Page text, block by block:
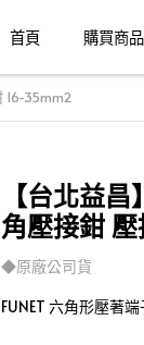
首頁 購買商品
16-35mm2
【台北益
角壓接鉗
◆原廠公司貨
FUNET 六角形壓著